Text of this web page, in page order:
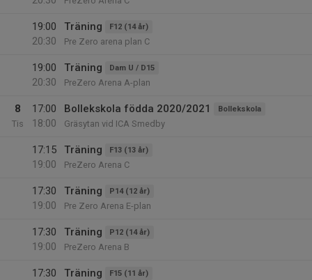
19:00
20:30
Träning F12 (14 år)
Pre Zero arena plan C
19:00
20:30
Träning Dam U / D15
PreZero Arena A-plan
8
Tis
17:00
18:00
Bollekskola födda 2020/2021 Bollekskola
Gräsytan vid ICA Smedby
17:15
19:00
Träning F13 (13 år)
PreZero Arena C
17:30
19:00
Träning P14 (12 år)
Pre Zero Arena E-plan
17:30
19:00
Träning P12 (14 år)
PreZero Arena B
17:30
Träning F15 (11 år)